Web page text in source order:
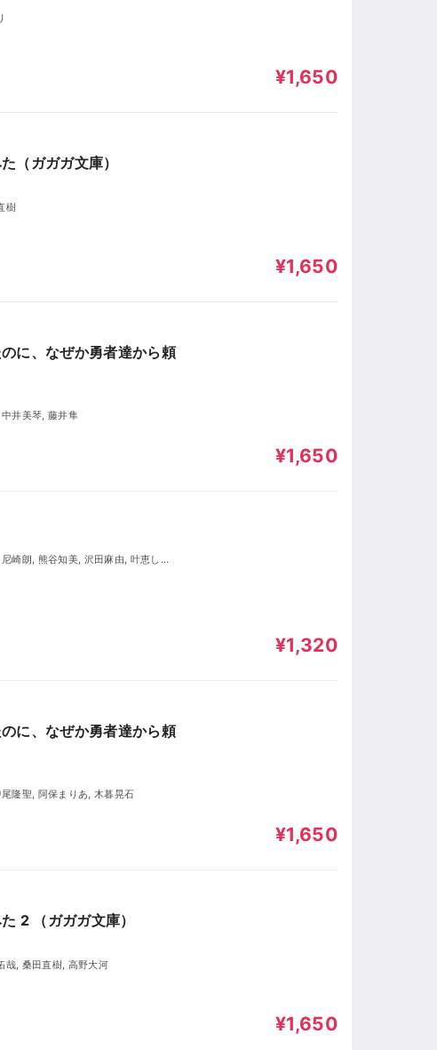
¥1,650
（ガガガ文庫）
樹
¥1,650
に、なぜか勇者達から頼
井美琴, 藤井隼
¥1,650
崎茉利子
¥1,320
に、なぜか勇者達から頼
隆聖, 阿保まりあ, 木暮晃石
¥1,650
2 （ガガガ文庫）
哉, 桑田直樹, 高野大河
¥1,650